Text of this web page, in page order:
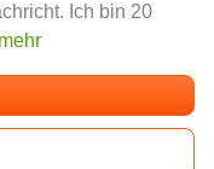
Ich bin 20